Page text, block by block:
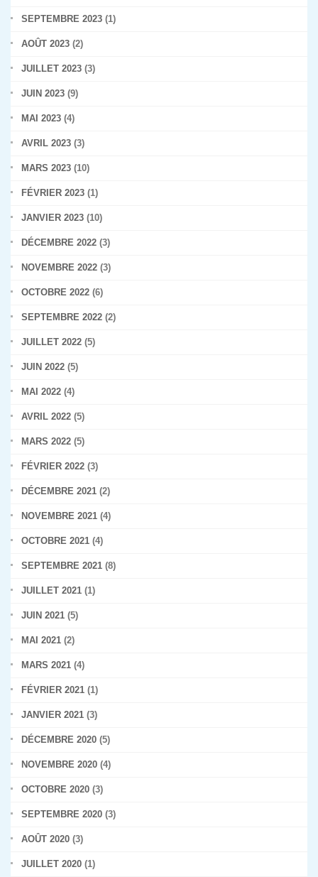
SEPTEMBRE 2023 (1)
AOÛT 2023 (2)
JUILLET 2023 (3)
JUIN 2023 (9)
MAI 2023 (4)
AVRIL 2023 (3)
MARS 2023 (10)
FÉVRIER 2023 (1)
JANVIER 2023 (10)
DÉCEMBRE 2022 (3)
NOVEMBRE 2022 (3)
OCTOBRE 2022 (6)
SEPTEMBRE 2022 (2)
JUILLET 2022 (5)
JUIN 2022 (5)
MAI 2022 (4)
AVRIL 2022 (5)
MARS 2022 (5)
FÉVRIER 2022 (3)
DÉCEMBRE 2021 (2)
NOVEMBRE 2021 (4)
OCTOBRE 2021 (4)
SEPTEMBRE 2021 (8)
JUILLET 2021 (1)
JUIN 2021 (5)
MAI 2021 (2)
MARS 2021 (4)
FÉVRIER 2021 (1)
JANVIER 2021 (3)
DÉCEMBRE 2020 (5)
NOVEMBRE 2020 (4)
OCTOBRE 2020 (3)
SEPTEMBRE 2020 (3)
AOÛT 2020 (3)
JUILLET 2020 (1)